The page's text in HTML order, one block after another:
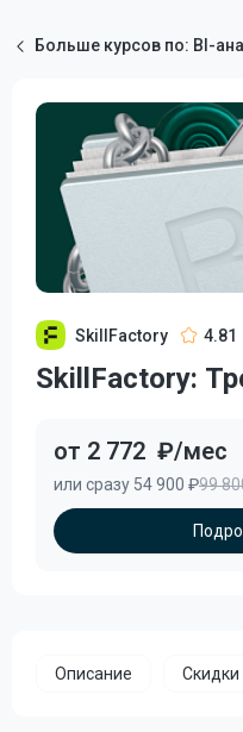
Больше курсов по: BI-
SkillFactory 4.81
SkillFactory:
от 2 772 ₽/мес
или сразу 54 900 ₽99
Описание Скидки